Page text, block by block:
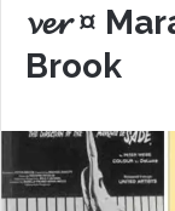
𝓿𝓮𝓻 ¤
Brook